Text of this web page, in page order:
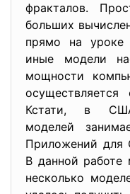
фракталов.
больших
прямо на
иные модели
мощности
Кстати, в США
моделей
Приложений для
В данной
несколько